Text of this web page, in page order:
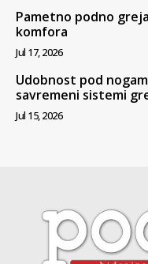
Pametno podno
komfora
Jul 17, 2026
Udobnost pod
savremeni sistemi
Jul 15, 2026